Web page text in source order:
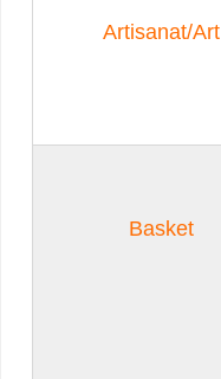
Artisanat/Art
Basket